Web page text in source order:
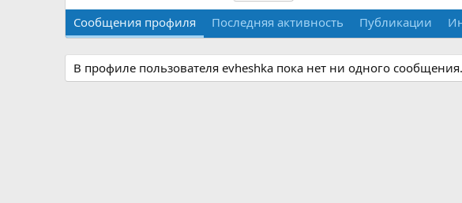
Сообщения профиля Последняя активность Публикации
В профиле пользователя evheshka пока нет ни одного сообщения.